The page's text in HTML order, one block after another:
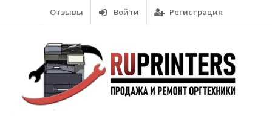
Отзывы Войти Регистрация